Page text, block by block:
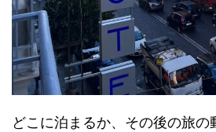
どこに泊まるか、その後の旅の